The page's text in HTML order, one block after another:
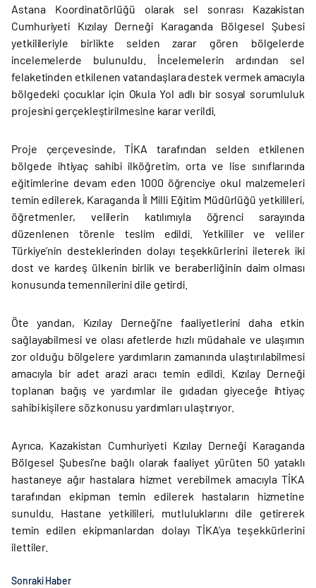
Astana Koordinatörlüğü olarak sel sonrası Kazakistan
Cumhuriyeti Kızılay Derneği Karaganda Bölgesel Şubesi
yetkilileriyle birlikte selden zarar gören bölgelerde
incelemelerde bulunuldu. İncelemelerin ardından sel
felaketinden etkilenen vatandaşlara destek vermek amacıyla
bölgedeki çocuklar için Okula Yol adlı bir sosyal sorumluluk
projesini gerçekleştirilmesine karar verildi.
Proje çerçevesinde, TİKA tarafından selden etkilenen
bölgede ihtiyaç sahibi ilköğretim, orta ve lise sınıflarında
eğitimlerine devam eden 1000 öğrenciye okul malzemeleri
temin edilerek, Karaganda İl Milli Eğitim Müdürlüğü yetkilileri,
öğretmenler, velilerin katılımıyla öğrenci sarayında
düzenlenen törenle teslim edildi. Yetkililer ve veliler
Türkiye’nin desteklerinden dolayı teşekkürlerini ileterek iki
dost ve kardeş ülkenin birlik ve beraberliğinin daim olması
konusunda temennilerini dile getirdi.
Öte yandan, Kızılay Derneği’ne faaliyetlerini daha etkin
sağlayabilmesi ve olası afetlerde hızlı müdahale ve ulaşımın
zor olduğu bölgelere yardımların zamanında ulaştırılabilmesi
amacıyla bir adet arazi aracı temin edildi. Kızılay Derneği
toplanan bağış ve yardımlar ile gıdadan giyeceğe ihtiyaç
sahibi kişilere söz konusu yardımları ulaştırıyor.
Ayrıca, Kazakistan Cumhuriyeti Kızılay Derneği Karaganda
Bölgesel Şubesi’ne bağlı olarak faaliyet yürüten 50 yataklı
hastaneye ağır hastalara hizmet verebilmek amacıyla TİKA
tarafından ekipman temin edilerek hastaların hizmetine
sunuldu. Hastane yetkilileri, mutluluklarını dile getirerek
temin edilen ekipmanlardan dolayı TİKA’ya teşekkürlerini
ilettiler.
Sonraki Haber